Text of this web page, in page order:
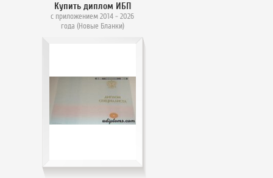
Купить диплом ИБП
с приложением 2014 - 2026
года (Новые Бланки)